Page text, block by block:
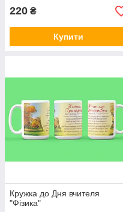
220 ₴
Купити
Кружка до Дня вчителя
"Фізика"